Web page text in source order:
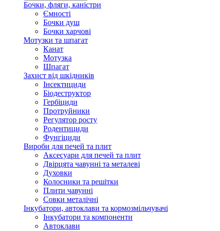
Бочки, фляги, каністри
Ємності
Бочки душ
Бочки харчові
Мотузки та шпагат
Канат
Мотузка
Шпагат
Захист від шкідників
Інсектициди
Біодеструктор
Гербіциди
Протруйники
Регулятор росту
Родентициди
Фунгіциди
Вироби для печей та плит
Аксесуари для печей та плит
Двірцята чавунні та металеві
Духовки
Колосники та решітки
Плити чавунні
Совки металічні
Інкубатори, автоклави та кормозмільчувачі
Інкубатори та компоненти
Автоклави